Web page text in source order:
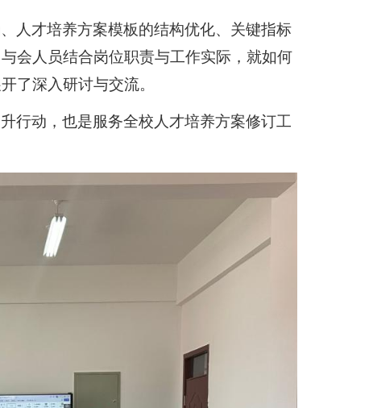
人才培养方案模板的结构优化、关键指标
会人员结合岗位职责与工作实际，就如何
了深入研讨与交流。
行动，也是服务全校人才培养方案修订工